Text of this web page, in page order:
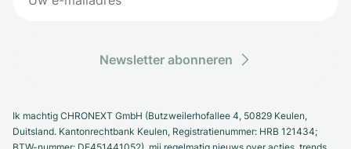
Newsletter abonneren
Ik machtig CHRONEXT GmbH (Butzweilerhofallee 4, 50829 Keulen,
Duitsland. Kantonrechtbank Keulen, Registratienummer: HRB 121434;